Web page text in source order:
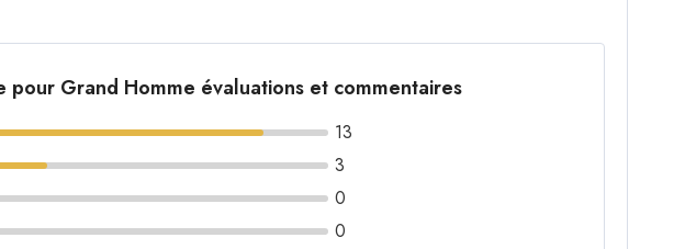
Grand Homme évaluations et commentaires
13
3
0
0